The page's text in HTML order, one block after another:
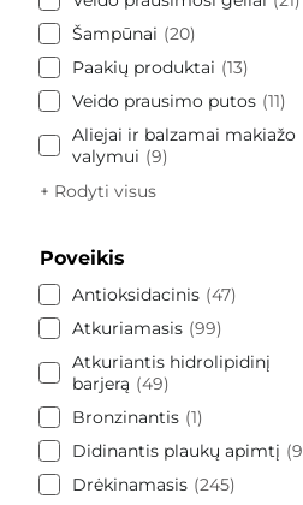
Šampūnai
20
Paakių produktai
13
Veido prausimo putos 11
Aliejai ir balzamai makiažo
valymui
9
+ Rodyti visus
Poveikis
Antioksidacinis 47
Atkuriamasis 99
Atkuriantis hidrolipidinį
barjerą
49
Bronzinantis 1
Didinantis plaukų apimtį
9
Drėkinamasis 245